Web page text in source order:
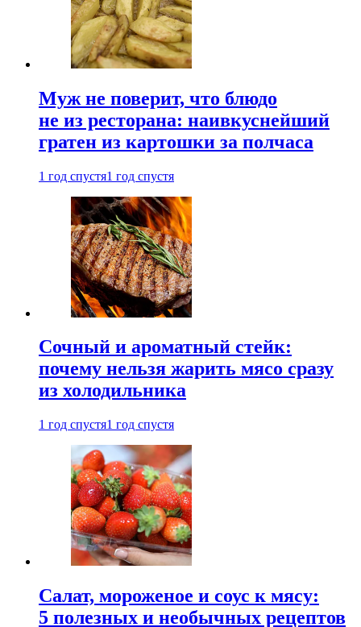
Муж не поверит, что блюдо
не из ресторана: наивкуснейший
гратен из картошки за полчаса
1 год спустя1 год спустя
Сочный и ароматный стейк:
почему нельзя жарить мясо сразу
из холодильника
1 год спустя1 год спустя
Салат, мороженое и соус к мясу:
5 полезных и необычных рецептов